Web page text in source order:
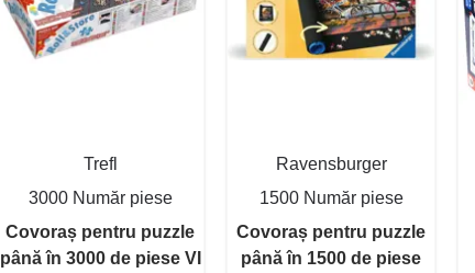
Trefl
3000 Număr piese
Covoraș pentru puzzle
până în 3000 de piese VI
Ravensburger
1500 Număr piese
Covoraș pentru puzzle
până în 1500 de piese